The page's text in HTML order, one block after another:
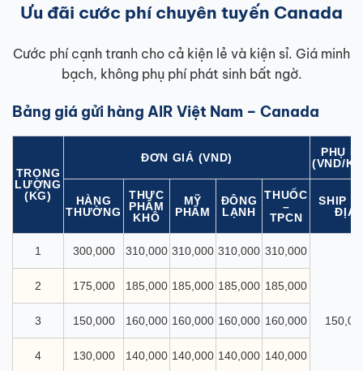
Ưu đãi cước phí chuyên tuyến Canada
Cước phí cạnh tranh cho cả kiện lẻ và kiện sỉ. Giá minh
bạch, không phụ phí phát sinh bất ngờ.
Bảng giá gửi hàng AIR Việt Nam – Canada
TRỌNG
LƯỢNG
(KG)
ĐƠN GIÁ (VND)
PHỤ
(VND/
HÀNG
THƯỜNG
THỰC
PHẨM
KHÔ
MỸ
PHẨM
ĐÔNG
LẠNH
THUỐC
–
TPCN
SHIP
ĐỊA
1 300,000 310,000 310,000 310,000 310,000
2 175,000 185,000 185,000 185,000 185,000
3 150,000 160,000 160,000 160,000 160,000
4 130,000 140,000 140,000 140,000 140,000